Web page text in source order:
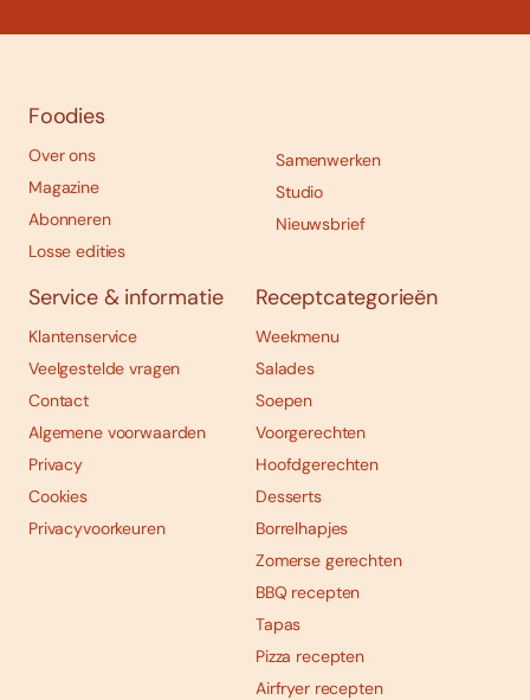
Foodies
Over ons
Magazine
Abonneren
Losse edities
Samenwerken
Studio
Nieuwsbrief
Service & informatie
Klantenservice
Veelgestelde vragen
Contact
Algemene voorwaarden
Privacy
Cookies
Privacyvoorkeuren
Receptcategorieën
Weekmenu
Salades
Soepen
Voorgerechten
Hoofdgerechten
Desserts
Borrelhapjes
Zomerse gerechten
BBQ recepten
Tapas
Pizza recepten
Airfryer recepten